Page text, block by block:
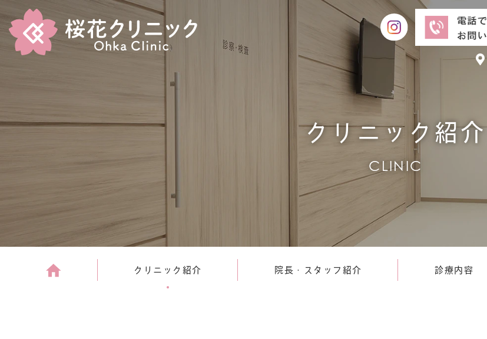
クリニック紹介
CLINIC
クリニック紹介 院長・スタッフ紹介 診療内容